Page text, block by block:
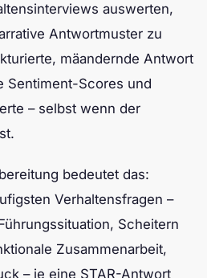
auswerten,
Antwortmuster zu
mäandernde Antwort
Sentiment-Scores und
– selbst wenn der
bedeutet das:
Verhaltensfragen –
Scheitern
Zusammenarbeit,
– je eine STAR-Antwort